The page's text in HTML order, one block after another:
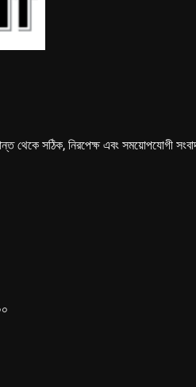
থেকে সঠিক, নিরপেক্ষ এবং সময়োপযোগী